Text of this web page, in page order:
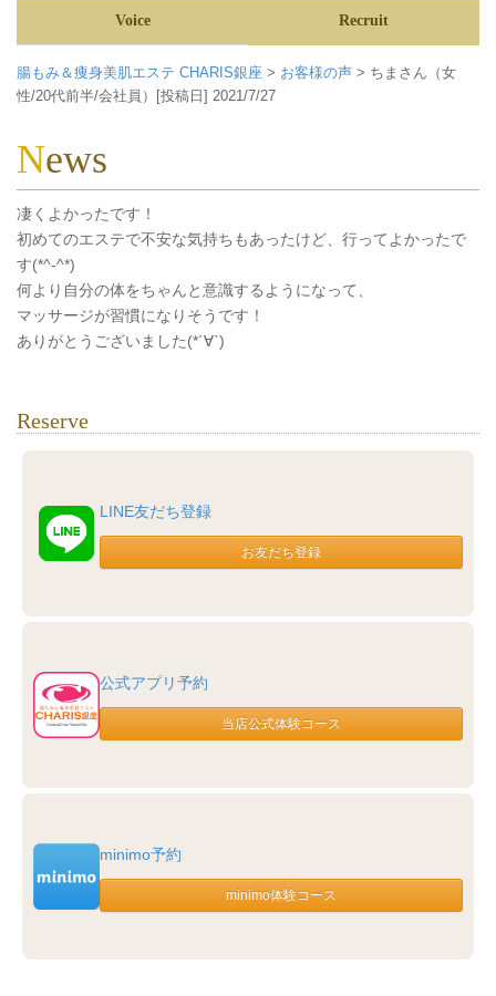
Voice Recruit
腸もみ＆痩身美肌エステ CHARIS銀座 > お客様の声 > ちまさん（女
性/20代前半/会社員）[投稿日] 2021/7/27
News
凄くよかったです！
初めてのエステで不安な気持ちもあったけど、行ってよかったで
す(*^-^*)
何より自分の体をちゃんと意識するようになって、
マッサージが習慣になりそうです！
ありがとうございました(*´∀`)
Reserve
LINE友だち登録
公式アプリ予約
minimo予約